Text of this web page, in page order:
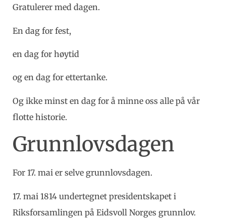
Gratulerer med dagen.
En dag for fest,
en dag for høytid
og en dag for ettertanke.
Og ikke minst en dag for å minne oss alle på vår
flotte historie.
Grunnlovsdagen
For 17. mai er selve grunnlovsdagen.
17. mai 1814 undertegnet presidentskapet i
Riksforsamlingen på Eidsvoll Norges grunnlov.